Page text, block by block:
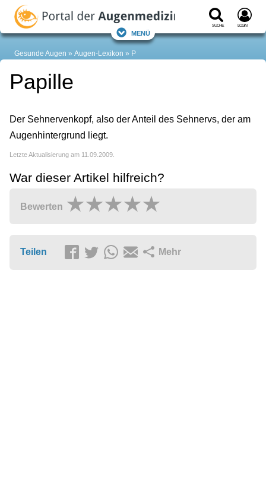
Suche Login
Menü
Gesunde Augen Augen-Lexikon P
Papille
Der Sehnervenkopf, also der Anteil des Sehnervs, der am
Augenhintergrund liegt.
Letzte Aktualisierung am 11.09.2009.
War dieser Artikel hilfreich?
Bewerten
Teilen Mehr